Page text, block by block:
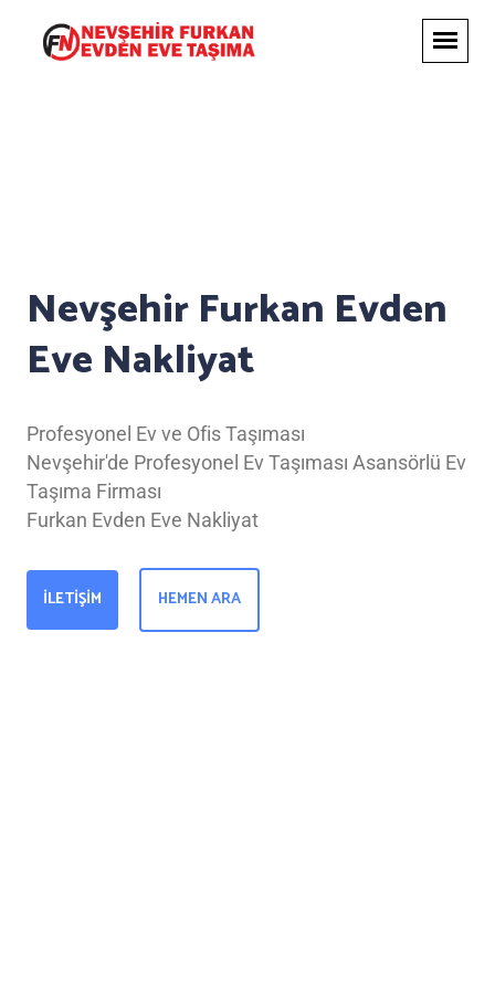
Nevşehir Furkan Evden
Eve Nakliyat
Profesyonel Ev ve Ofis Taşıması
Nevşehir'de Profesyonel Ev Taşıması Asansörlü Ev
Taşıma Firması
Furkan Evden Eve Nakliyat
İLETIŞIM HEMEN ARA